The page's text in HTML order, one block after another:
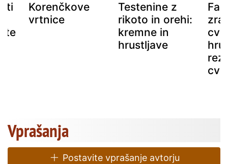
Korenčkove
vrtnice
Testenine z
rikoto in orehi:
kremne in
hrustljave
Vprašanja
Postavite vprašanje avtorju